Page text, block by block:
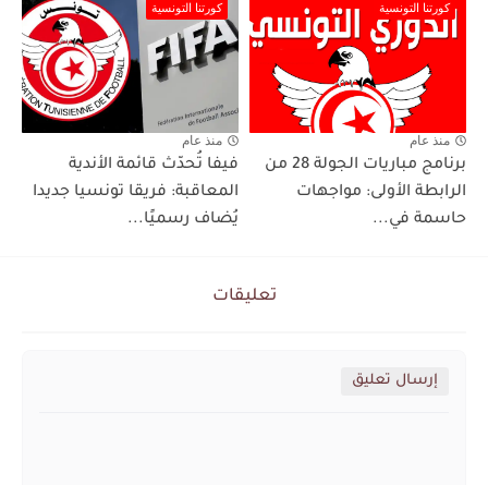
كورتنا التونسية
منذ عام
برنامج مباريات الجولة 28 من
الرابطة الأولى: مواجهات
حاسمة في...
كورتنا التونسية
منذ عام
فيفا تُحدّث قائمة الأندية
المعاقبة: فريقا تونسيا جديدا
يُضاف رسميًا...
تعليقات
إرسال تعليق